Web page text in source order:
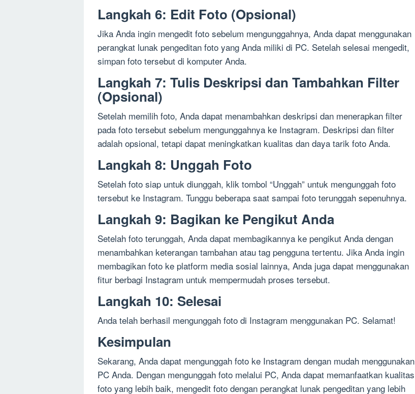
Langkah 6: Edit Foto (Opsional)
Jika Anda ingin mengedit foto sebelum mengunggahnya, Anda dapat menggunakan
perangkat lunak pengeditan foto yang Anda miliki di PC. Setelah selesai mengedit,
simpan foto tersebut di komputer Anda.
Langkah 7: Tulis Deskripsi dan Tambahkan Filter
(Opsional)
Setelah memilih foto, Anda dapat menambahkan deskripsi dan menerapkan filter
pada foto tersebut sebelum mengunggahnya ke Instagram. Deskripsi dan filter
adalah opsional, tetapi dapat meningkatkan kualitas dan daya tarik foto Anda.
Langkah 8: Unggah Foto
Setelah foto siap untuk diunggah, klik tombol “Unggah” untuk mengunggah foto
tersebut ke Instagram. Tunggu beberapa saat sampai foto terunggah sepenuhnya.
Langkah 9: Bagikan ke Pengikut Anda
Setelah foto terunggah, Anda dapat membagikannya ke pengikut Anda dengan
menambahkan keterangan tambahan atau tag pengguna tertentu. Jika Anda ingin
membagikan foto ke platform media sosial lainnya, Anda juga dapat menggunakan
fitur berbagi Instagram untuk mempermudah proses tersebut.
Langkah 10: Selesai
Anda telah berhasil mengunggah foto di Instagram menggunakan PC. Selamat!
Kesimpulan
Sekarang, Anda dapat mengunggah foto ke Instagram dengan mudah menggunakan
PC Anda. Dengan mengunggah foto melalui PC, Anda dapat memanfaatkan kualitas
foto yang lebih baik, mengedit foto dengan perangkat lunak pengeditan yang lebih